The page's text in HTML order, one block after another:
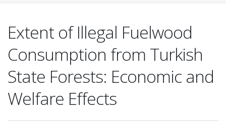
Extent of Illegal Fuelwood
Consumption from Turkish
State Forests: Economic and
Welfare Effects